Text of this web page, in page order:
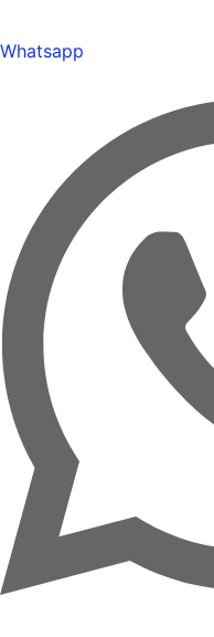
Whatsapp